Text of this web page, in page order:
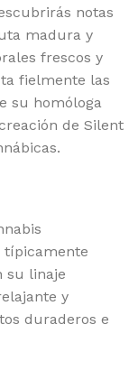
notas
madura y
frescos y
fielmente las
su homóloga
de Silent
típicamente
su linaje
y
duraderos e